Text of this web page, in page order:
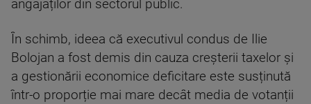
angajaților din sectorul public.
În schimb, ideea că executivul condus de Ilie
Bolojan a fost demis din cauza creșterii taxelor și
a gestionării economice deficitare este susținută
într-o proporție mai mare decât media de votanții